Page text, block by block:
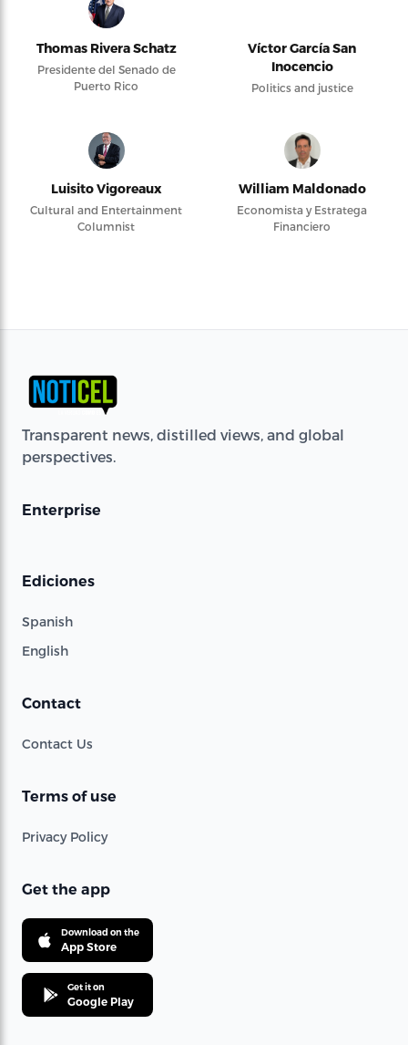
Thomas Rivera Schatz
Presidente del Senado de
Puerto Rico
Víctor García San
Inocencio
Politics and justice
Luisito Vigoreaux
Cultural and Entertainment
Columnist
William Maldonado
Economista y Estratega
Financiero
Transparent news, distilled views, and global
perspectives.
Enterprise
Ediciones
Spanish
English
Contact
Contact Us
Terms of use
Privacy Policy
Get the app
Download on the
App Store
Get it on
Google Play